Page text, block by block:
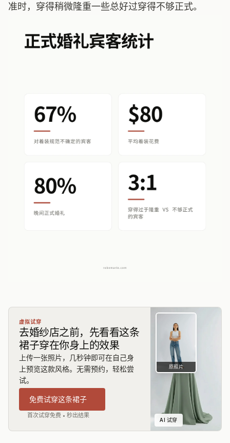
准时，穿得稍微隆重一些总好过穿得不够正式。
虚拟试穿
去婚纱店之前，先看看这条
裙子穿在你身上的效果
上传一张照片，几秒钟即可在自己身
上预览这款风格。无需预约，轻松尝
试。
免费试穿这条裙子
首次试穿免费 • 秒出结果
原照片
AI 试穿